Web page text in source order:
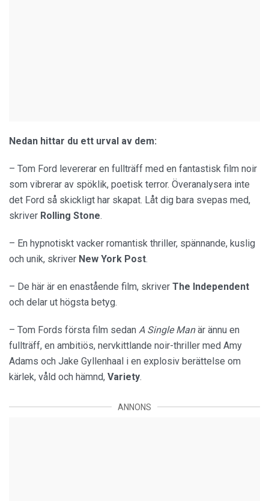
Nedan hittar du ett urval av dem:
– Tom Ford levererar en fullträff med en fantastisk film noir
som vibrerar av spöklik, poetisk terror. Överanalysera inte
det Ford så skickligt har skapat. Låt dig bara svepas med,
skriver Rolling Stone.
– En hypnotiskt vacker romantisk thriller, spännande, kuslig
och unik, skriver New York Post.
– De här är en enastående film, skriver The Independent
och delar ut högsta betyg.
– Tom Fords första film sedan A Single Manär ännu en
fullträff, en ambitiös, nervkittlande noir-thriller med Amy
Adams och Jake Gyllenhaal i en explosiv berättelse om
kärlek, våld och hämnd, Variety.
ANNONS